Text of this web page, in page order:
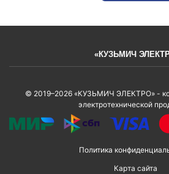
«КУЗЬМИЧ
© 2019–2026 «КУЗЬМИЧ ЭЛЕКТРО» -
электротехнической
Политика
Карта сайта